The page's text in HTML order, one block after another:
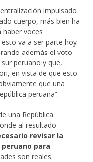
impulsado
cuerpo, más bien ha
haber voces
va a ser parte hoy
además el voto
peruano y que,
en vista de que esto
que una
peruana”.
una República
al resultado
revisar la
para
son reales.